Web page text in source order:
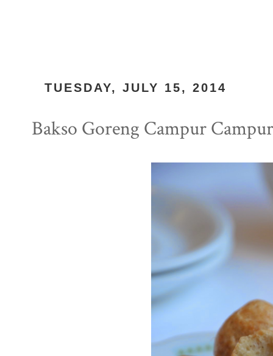
TUESDAY, JULY 15, 2014
Bakso Goreng Campur Campur